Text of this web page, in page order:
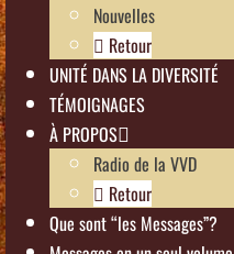
Nouvelles
Retour
UNITÉ DANS LA DIVERSITÉ
TÉMOIGNAGES
À PROPOS
Radio de la VVD
Retour
Que sont “les Messages”?